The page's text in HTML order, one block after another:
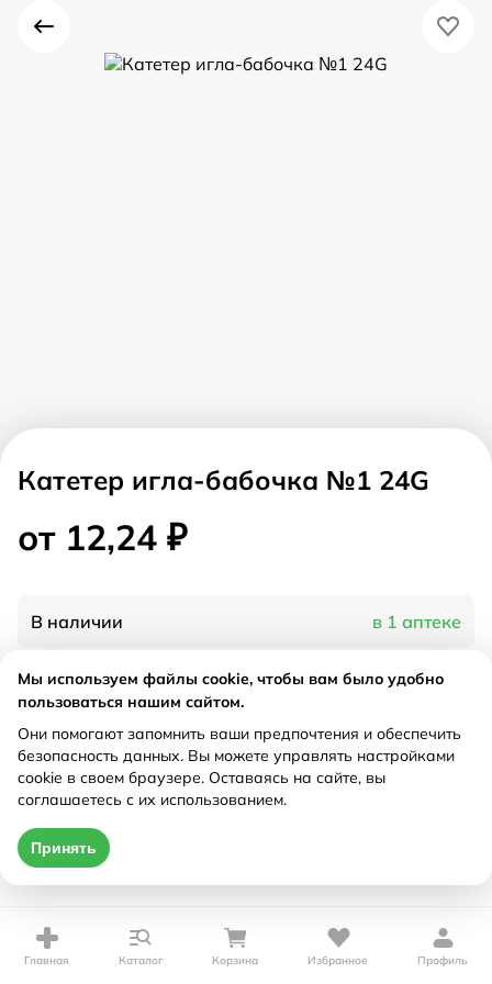
Катетер игла-бабочка №1 24G
от 12,24 ₽
В наличии в 1 аптеке
Характеристики
Рецепт Не требуется
Цена действительна только при оформлении онлайн
Главная Каталог Корзина Избранное Профиль
Мы используем файлы cookie, чтобы вам было удобно
пользоваться нашим сайтом.
Они помогают запомнить ваши предпочтения и обеспечить
безопасность данных. Вы можете управлять настройками
cookie в своем браузере. Оставаясь на сайте, вы
соглашаетесь с их использованием.
Принять